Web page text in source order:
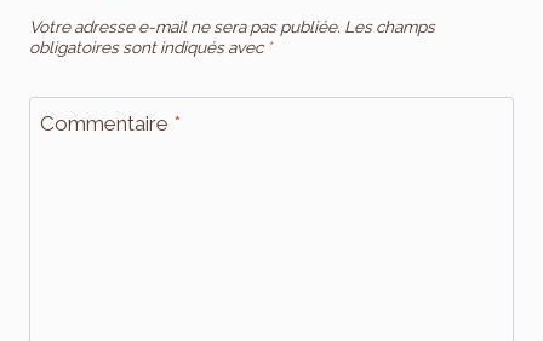
Votre adresse e-mail ne sera pas publiée. Les champs
obligatoires sont indiqués avec *
Commentaire *